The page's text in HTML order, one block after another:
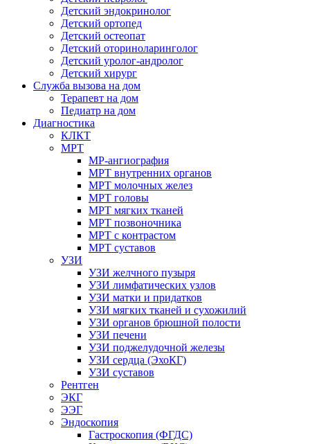
Детский эндокринолог
Детский ортопед
Детский остеопат
Детский оториноларинголог
Детский уролог-андролог
Детский хирург
Служба вызова на дом
Терапевт на дом
Педиатр на дом
Диагностика
КЛКТ
МРТ
МР-ангиография
МРТ внутренних органов
МРТ молочных желез
МРТ головы
МРТ мягких тканей
МРТ позвоночника
МРТ с контрастом
МРТ суставов
УЗИ
УЗИ желчного пузыря
УЗИ лимфатических узлов
УЗИ матки и придатков
УЗИ мягких тканей и сухожилий
УЗИ органов брюшной полости
УЗИ печени
УЗИ поджелудочной железы
УЗИ сердца (ЭхоКГ)
УЗИ суставов
Рентген
ЭКГ
ЭЭГ
Эндоскопия
Гастроскопия (ФГДС)